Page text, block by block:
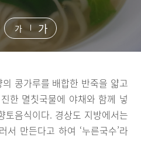
가 가
콩가루를 배합한 반죽을 얇고
한 멸칫국물에 야채와 함께 넣
토음식이다. 경상도 지방에서는
서 만든다고 하여 ‘누른국수’라